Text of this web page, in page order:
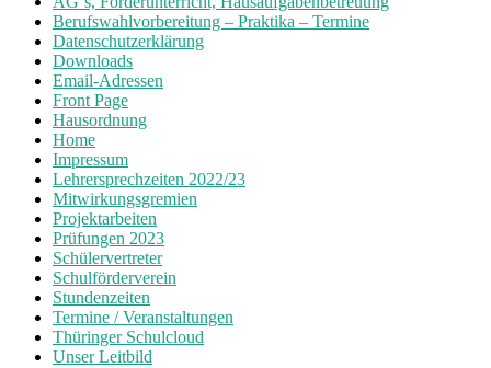
Berufswahlvorbereitung – Praktika – Termine
Datenschutzerklärung
Downloads
Email-Adressen
Front Page
Hausordnung
Home
Impressum
Lehrersprechzeiten 2022/23
Mitwirkungsgremien
Projektarbeiten
Prüfungen 2023
Schülervertreter
Schulförderverein
Stundenzeiten
Termine / Veranstaltungen
Thüringer Schulcloud
Unser Leitbild